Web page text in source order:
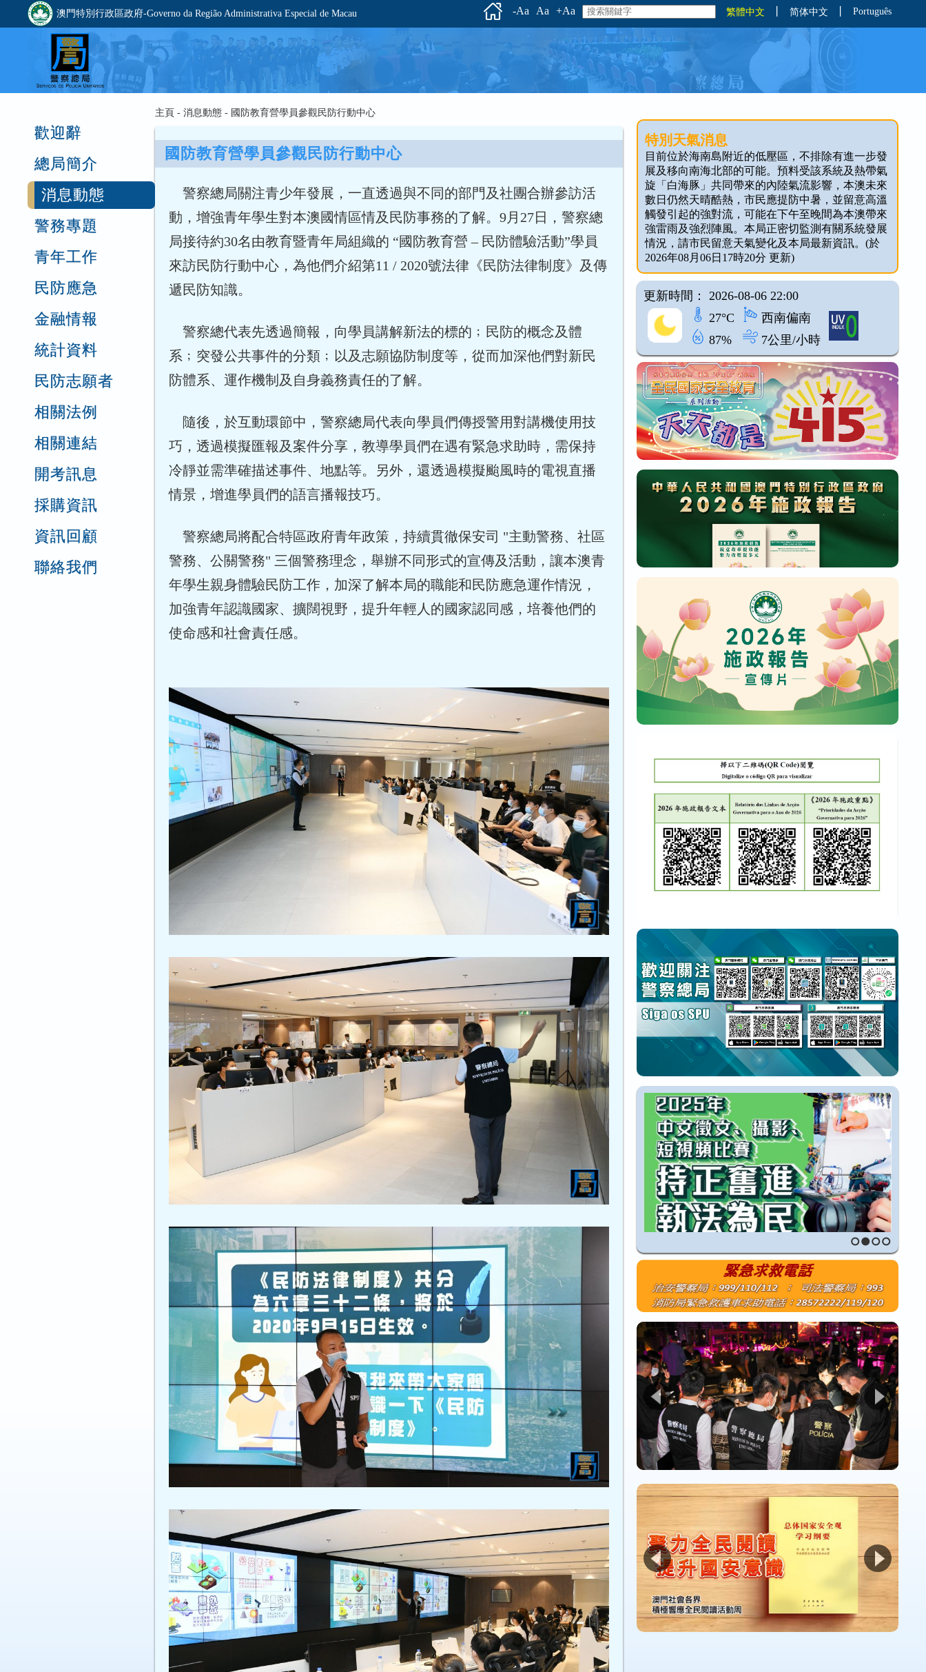
澳門特別行政區政府-Governo da Região Administrativa Especial de Macau -Aa Aa +Aa 繁體中文 简体中文 Português
歡迎辭
總局簡介
消息動態
警務專題
青年工作
民防應急
金融情報
統計資料
民防志願者
相關法例
相關連結
開考訊息
採購資訊
資訊回顧
聯絡我們
主頁 - 消息動態 - 國防教育營學員參觀民防行動中心
國防教育營學員參觀民防行動中心
警察總局關注青少年發展，一直透過與不同的部門及社團合辦參訪活
動，增強青年學生對本澳國情區情及民防事務的了解。9月27日，警察總
局接待約30名由教育暨青年局組織的 “國防教育營 – 民防體驗活動”學員
來訪民防行動中心，為他們介紹第11 / 2020號法律《民防法律制度》及傳
遞民防知識。
警察總代表先透過簡報，向學員講解新法的標的﹔民防的概念及體
系﹔突發公共事件的分類﹔以及志願協防制度等，從而加深他們對新民
防體系、運作機制及自身義務責任的了解。
隨後，於互動環節中，警察總局代表向學員們傳授警用對講機使用技
巧，透過模擬匯報及案件分享，教導學員們在遇有緊急求助時，需保持
冷靜並需準確描述事件、地點等。另外，還透過模擬颱風時的電視直播
情景，增進學員們的語言播報技巧。
警察總局將配合特區政府青年政策，持續貫徹保安司 "主動警務、社區
警務、公關警務" 三個警務理念，舉辦不同形式的宣傳及活動，讓本澳青
年學生親身體驗民防工作，加深了解本局的職能和民防應急運作情況，
加強青年認識國家、擴闊視野，提升年輕人的國家認同感，培養他們的
使命感和社會責任感。
特別天氣消息
目前位於海南島附近的低壓區，不排除有進一步發
展及移向南海北部的可能。預料受該系統及熱帶氣
旋「白海豚」共同帶來的內陸氣流影響，本澳未來
數日仍然天晴酷熱，市民應提防中暑，並留意高溫
觸發引起的強對流，可能在下午至晚間為本澳帶來
強雷雨及強烈陣風。本局正密切監測有關系統發展
情況，請市民留意天氣變化及本局最新資訊。(於
2026年08月06日17時20分 更新)
更新時間： 2026-08-06 22:00
27°C
西南偏南
87%
7公里/小時
1 2 3 4